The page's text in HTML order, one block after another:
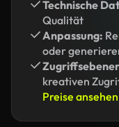
Technische
Qualität
Anpassung:
oder
kreativen
Preise